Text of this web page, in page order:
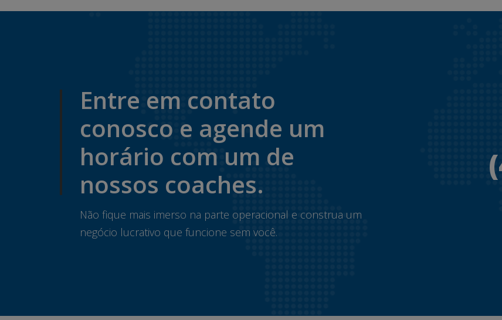
Entre em contato
conosco e agende um
horário com um de
nossos coaches.
Não fique mais imerso na parte operacional e construa um
negócio lucrativo que funcione sem você.